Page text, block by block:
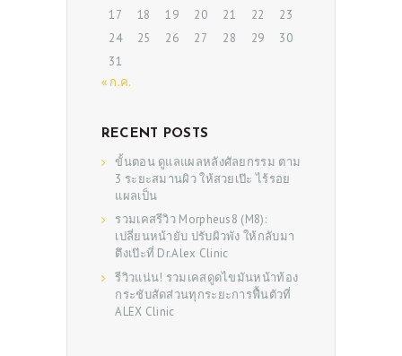
17
18 19 20 21 22
23
24
25 26 27 28 29
30
31
« ก.ค.
RECENT POSTS
ขั้นตอน ดูแลแผลหลังศัลยกรรม ตาม
3 ระยะสมานผิว ให้สวยเป๊ะ ไร้รอย
แผลเป็น
รวมเคสรีวิว Morpheus8 (M8):
เปลี่ยนหน้ายับ ปรับผิวพัง ให้กลับมา
ตึงเป๊ะที่ Dr.Alex Clinic
รีวิวแน่น! รวมเคสดูดไขมันหน้าท้อง
กระชับสัดส่วนทุกระยะการฟื้นตัวที่
ALEX Clinic